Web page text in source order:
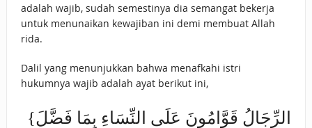
adalah wajib, sudah semestinya dia semangat bekerja
untuk menunaikan kewajiban ini demi membuat Allah
rida.
Dalil yang menunjukkan bahwa menafkahi istri
hukumnya wajib adalah ayat berikut ini,
{الرِّجَالُ قَوَّامُونَ عَلَى النِّسَاءِ بِمَا فَضَّلَ